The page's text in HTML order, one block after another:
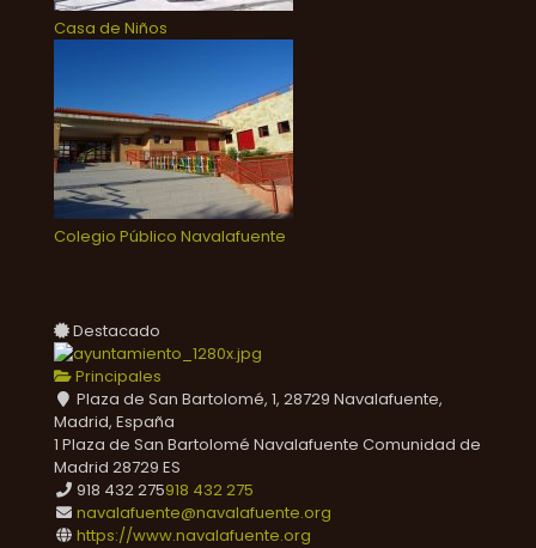
Casa de Niños
Colegio Público Navalafuente
Destacado
Principales
Plaza de San Bartolomé, 1, 28729 Navalafuente,
Madrid, España
1 Plaza de San Bartolomé Navalafuente Comunidad de
Madrid 28729 ES
918 432 275918 432 275
navalafuente@navalafuente.org
https://www.navalafuente.org